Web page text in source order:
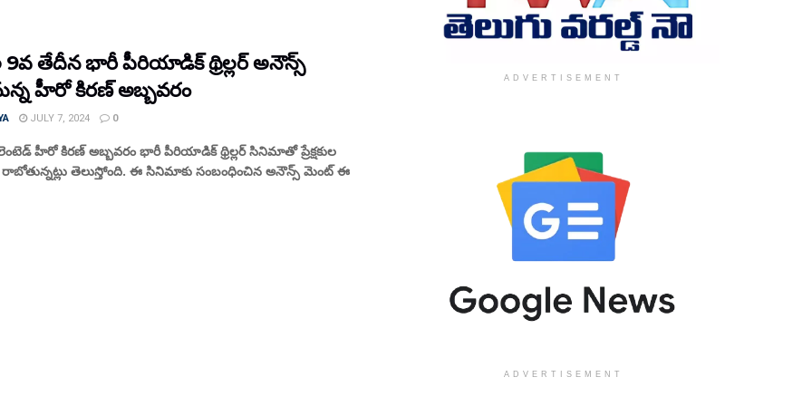
తేదీన భారీ పీరియాడిక్ థ్రిల్లర్ అనౌన్స్
హీరో కిరణ్ అబ్బవరం
JULY 7, 2024 0
హీరో కిరణ్ అబ్బవరం భారీ పీరియాడిక్ థ్రిల్లర్ సినిమాతో ప్రేక్షకుల
రాబోతున్నట్లు తెలుస్తోంది. ఈ సినిమాకు సంబంధించిన అనౌన్స్ మెంట్ ఈ
ADVERTISEMENT
ADVERTISEMENT